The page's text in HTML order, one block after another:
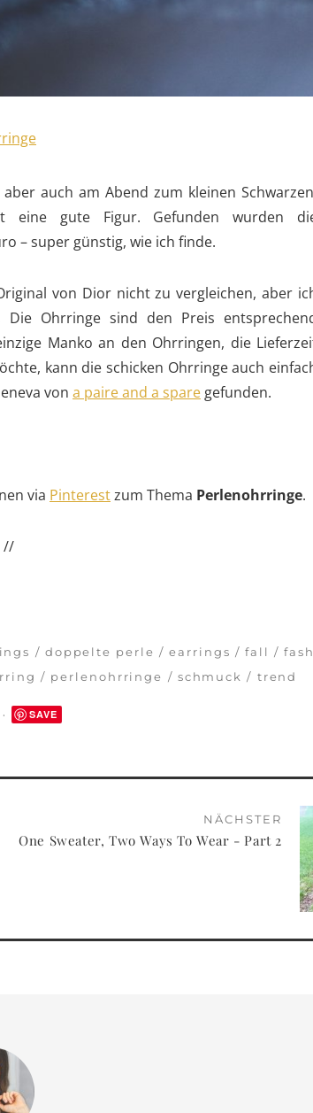
auch am Abend zum kleinen
eine gute Figur. Gefunden wurden
– super günstig, wie ich finde.
von Dior nicht zu vergleichen, aber
Ohrringe sind den Preis
Manko an den Ohrringen, die
kann die schicken Ohrringe auch
von a paire and a spare gefunden.
via Pinterestzum Thema Perlenohrringe.
//
doppelte perle earrings fall
perlenohrringe schmuck trend
SAVE
NÄCHSTER
One Sweater, Two Ways To Wear - Part 2